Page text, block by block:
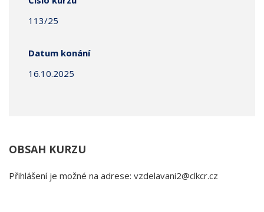
113/25
Datum konání
16.10.2025
OBSAH KURZU
Přihlášení je možné na adrese: vzdelavani2@clkcr.cz